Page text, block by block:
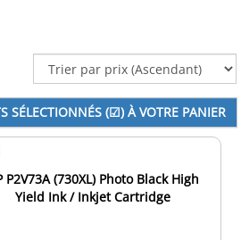
P2V73A (730XL) Photo Black High
Yield Ink / Inkjet Cartridge